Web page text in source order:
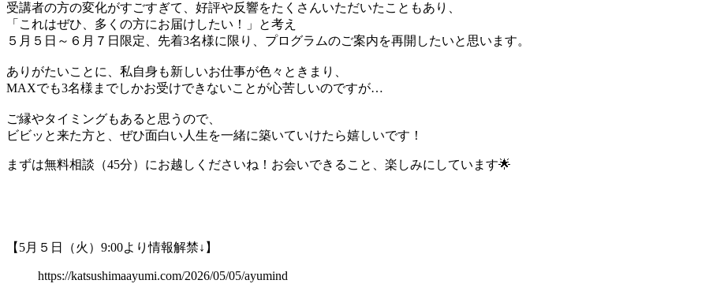
受講者の方の変化がすごすぎて、好評や反響をたくさんいただいたこともあり、
「これはぜひ、多くの方にお届けしたい！」と考え
５月５日～６月７日限定、先着3名様に限り、プログラムのご案内を再開したいと思います。
ありがたいことに、私自身も新しいお仕事が色々ときまり、
MAXでも3名様までしかお受けできないことが心苦しいのですが…
ご縁やタイミングもあると思うので、
ビビッと来た方と、ぜひ面白い人生を一緒に築いていけたら嬉しいです！
まずは無料相談（45分）にお越しくださいね！お会いできること、楽しみにしています🌟
【5月５日（火）9:00より情報解禁↓】
https://katsushimaayumi.com/2026/05/05/ayumind